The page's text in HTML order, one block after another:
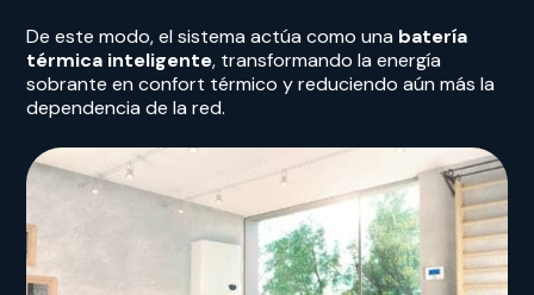
De este modo, el sistema actúa como una batería
térmica inteligente, transformando la energía
sobrante en confort térmico y reduciendo aún más la
dependencia de la red.